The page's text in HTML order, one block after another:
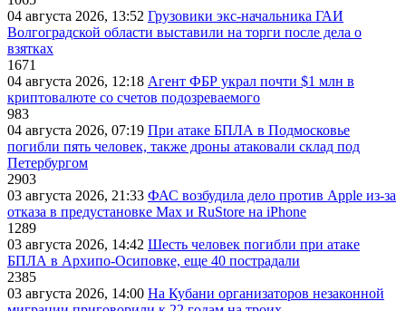
04 августа 2026, 13:52 Грузовики экс-начальника ГАИ
Волгоградской области выставили на торги после дела о
взятках
1671
04 августа 2026, 12:18 Агент ФБР украл почти $1 млн в
криптовалюте со счетов подозреваемого
983
04 августа 2026, 07:19 При атаке БПЛА в Подмосковье
погибли пять человек, также дроны атаковали склад под
Петербургом
2903
03 августа 2026, 21:33 ФАС возбудила дело против Apple из-за
отказа в предустановке Max и RuStore на iPhone
1289
03 августа 2026, 14:42 Шесть человек погибли при атаке
БПЛА в Архипо-Осиповке, еще 40 пострадали
2385
03 августа 2026, 14:00 На Кубани организаторов незаконной